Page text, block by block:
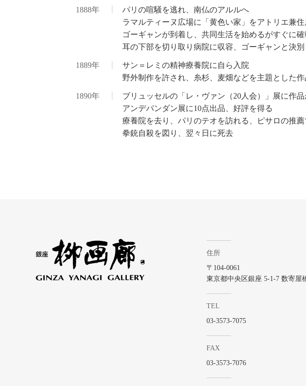
1888年
パリの喧騒を逃れ、南仏のアルルへ
ラマルティーヌ広場に「黄色い家」をアトリエ兼
ゴーギャンが到着し、共同生活を始めるがすぐに確
耳の下部を切り取り病院に収容、ゴーギャンと決別
1889年
サン＝レミの精神療養院に自ら入院
野外制作を許され、糸杉、麦畑などを主題とした
1890年
ブリュッセルの「レ・ヴァン（20人会）」展に作
アンデパンダン展に10点出品、好評を得る
療養院を去り、パリのテオを訪れる、ピサロの推
拳銃自殺を図り、翌々日に死去
住所
〒104-0061
東京都中央区銀座 5-1-7 数寄屋
TEL
03-3573-7075
FAX
03-3573-7076